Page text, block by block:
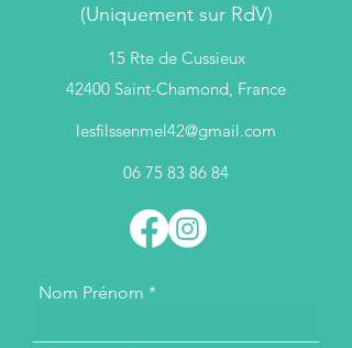
(Uniquement sur RdV)
15 Rte de Cussieux
42400 Saint-Chamond, France
lesfilssenmel42@gmail.com
06 75 83 86 84
Nom Prénom